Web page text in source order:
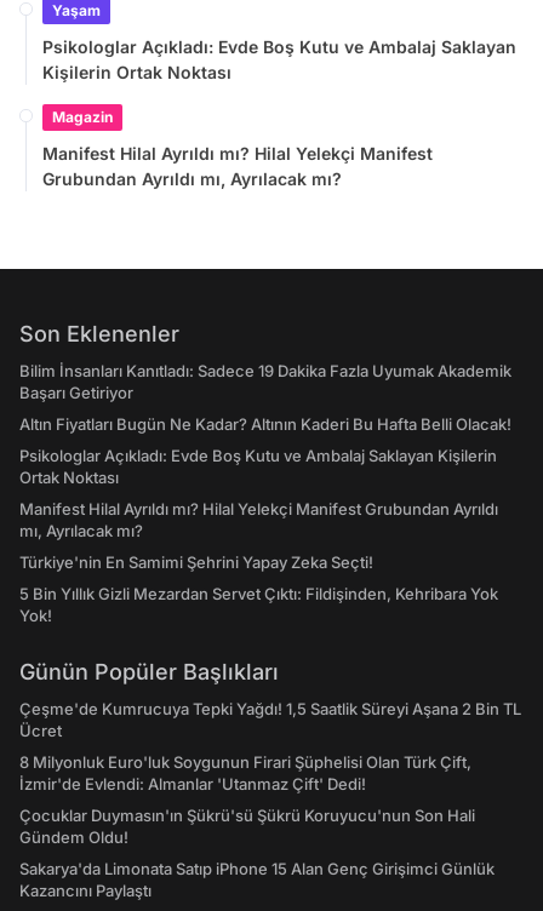
Yaşam
Psikologlar Açıkladı: Evde Boş Kutu ve Ambalaj Saklayan
Kişilerin Ortak Noktası
Magazin
Manifest Hilal Ayrıldı mı? Hilal Yelekçi Manifest
Grubundan Ayrıldı mı, Ayrılacak mı?
Son Eklenenler
Bilim İnsanları Kanıtladı: Sadece 19 Dakika Fazla Uyumak Akademik
Başarı Getiriyor
Altın Fiyatları Bugün Ne Kadar? Altının Kaderi Bu Hafta Belli Olacak!
Psikologlar Açıkladı: Evde Boş Kutu ve Ambalaj Saklayan Kişilerin
Ortak Noktası
Manifest Hilal Ayrıldı mı? Hilal Yelekçi Manifest Grubundan Ayrıldı
mı, Ayrılacak mı?
Türkiye'nin En Samimi Şehrini Yapay Zeka Seçti!
5 Bin Yıllık Gizli Mezardan Servet Çıktı: Fildişinden, Kehribara Yok
Yok!
Günün Popüler Başlıkları
Çeşme'de Kumrucuya Tepki Yağdı! 1,5 Saatlik Süreyi Aşana 2 Bin TL
Ücret
8 Milyonluk Euro'luk Soygunun Firari Şüphelisi Olan Türk Çift,
İzmir'de Evlendi: Almanlar 'Utanmaz Çift' Dedi!
Çocuklar Duymasın'ın Şükrü'sü Şükrü Koruyucu'nun Son Hali
Gündem Oldu!
Sakarya'da Limonata Satıp iPhone 15 Alan Genç Girişimci Günlük
Kazancını Paylaştı